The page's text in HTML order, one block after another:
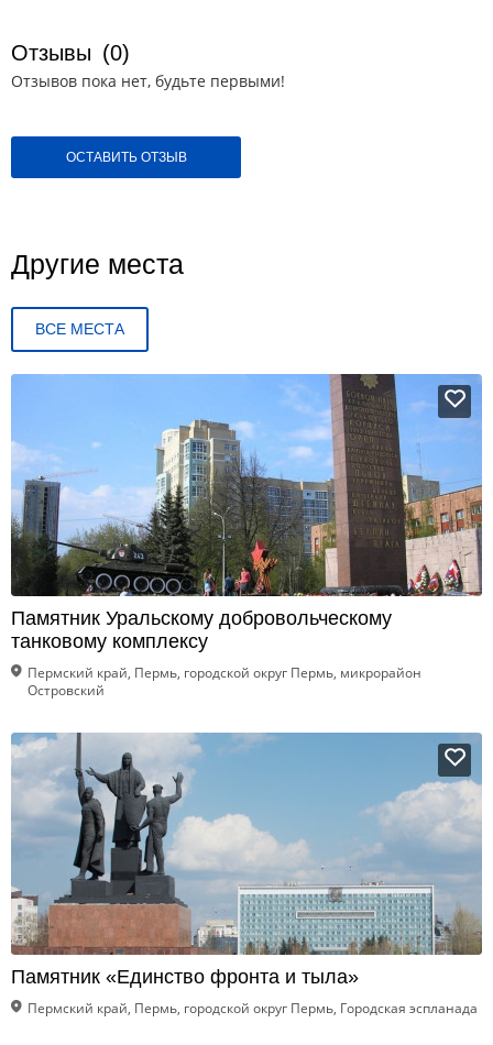
Отзывы (0)
Отзывов пока нет, будьте первыми!
ОСТАВИТЬ ОТЗЫВ
Другие места
ВСЕ МЕСТА
Памятник Уральскому добровольческому
танковому комплексу
Пермский край, Пермь, городской округ Пермь, микрорайон
Островский
Памятник «Единство фронта и тыла»
Пермский край, Пермь, городской округ Пермь, Городская эспланада